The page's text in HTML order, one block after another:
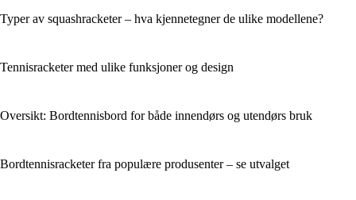
Typer av squashracketer – hva kjennetegner de ulike modellene?
Tennisracketer med ulike funksjoner og design
Oversikt: Bordtennisbord for både innendørs og utendørs bruk
Bordtennisracketer fra populære produsenter – se utvalget